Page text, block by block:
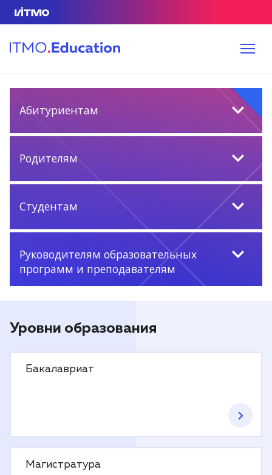
Абитуриентам
Родителям
Студентам
Руководителям образовательных
программ и преподавателям
Уровни образования
Бакалавриат
Магистратура